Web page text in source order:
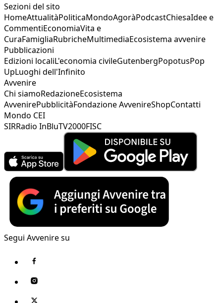
Sezioni del sito
HomeAttualitàPoliticaMondoAgoràPodcastChiesaIdee e
CommentiEconomiaVita e
CuraFamigliaRubricheMultimediaEcosistema avvenire
Pubblicazioni
Edizioni localiL'economia civileGutenbergPopotusPop
UpLuoghi dell'Infinito
Avvenire
Chi siamoRedazioneEcosistema
AvvenirePubblicitàFondazione AvvenireShopContatti
Mondo CEI
SIRRadio InBluTV2000FISC
Segui Avvenire su